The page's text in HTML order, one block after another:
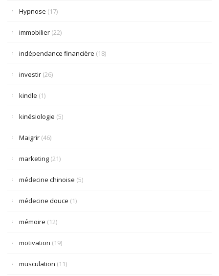
Hypnose (17)
immobilier (22)
indépendance financière (18)
investir (26)
kindle (1)
kinésiologie (5)
Maigrir (46)
marketing (21)
médecine chinoise (5)
médecine douce (1)
mémoire (12)
motivation (19)
musculation (11)